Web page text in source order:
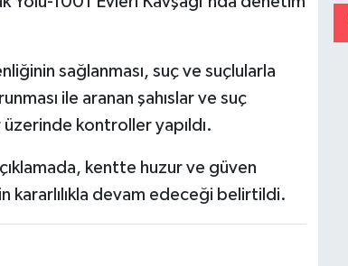
sağlanması, suç ve suçlularla
ile aranan şahıslar ve suç
üzerinde kontroller yapıldı.
kentte huzur ve güven
kararlılıkla devam edeceği belirtildi.